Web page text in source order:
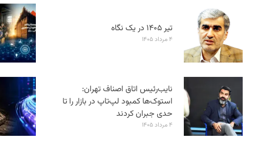
تیر ۱۴۰۵ در یک نگاه
۴ مرداد ۱۴۰۵
نایب‌رئیس اتاق اصناف تهران:
استوک‌ها کمبود لپ‌تاپ در بازار را تا
حدی جبران کردند
۴ مرداد ۱۴۰۵